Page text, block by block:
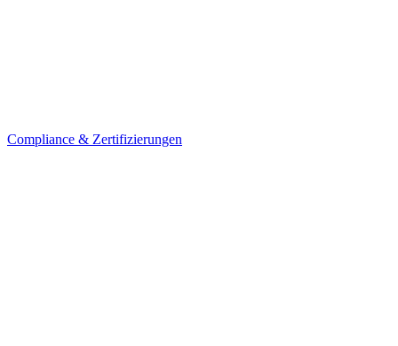
Compliance & Zertifizierungen